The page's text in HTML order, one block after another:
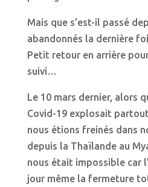
Mais que s’est-il passé
abandonnés la dernière
Petit retour en arrière
suivi…
Le 10 mars dernier, alors
Covid-19 explosait
nous étions freinés dans
depuis la Thaïlande au
nous était impossible car
jour même la fermeture